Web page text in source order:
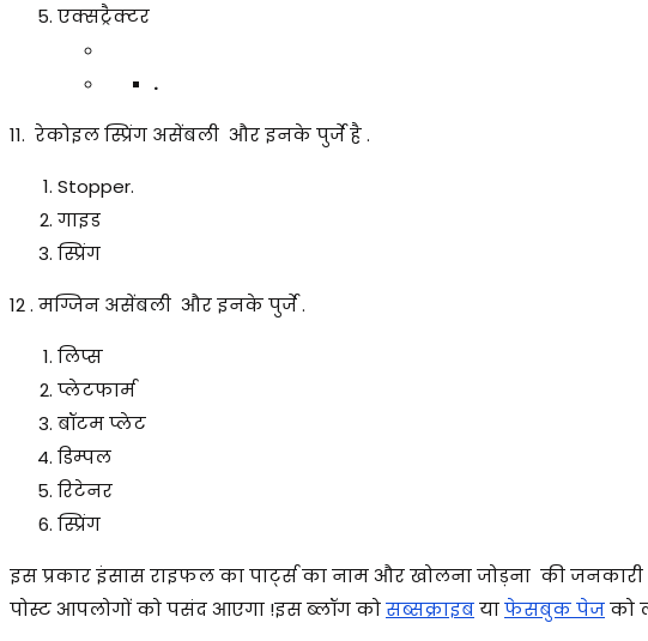
एक्सट्रैक्टर
.
11. रेकोइल स्प्रिंग असेंबली और इनके पुर्जे है .
Stopper.
गाइड
स्प्रिंग
12 . मग्जिन असेंबली और इनके पुर्जे .
लिप्स
प्लेटफार्म
बॉटम प्लेट
डिम्पल
रिटेनर
स्प्रिंग
इस प्रकार इंसास राइफल का पार्ट्स का नाम और खोलना जोड़ना की
पोस्ट आपलोगों को पसंद आएगा !इस ब्लॉग कोसब्सक्राइबयाफेसबुक पेजको